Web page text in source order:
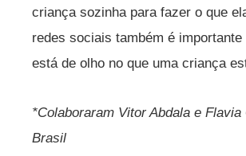
criança sozinha para fazer o que
redes sociais também é importante
está de olho no que uma criança
*Colaboraram Vitor Abdala e
Brasil